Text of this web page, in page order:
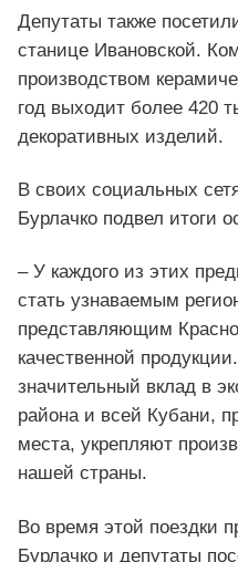
Депутаты также
станице Ивановской.
производством
год выходит более 420
декоративных изделий.
В своих социальных
Бурлачко подвел итоги
– У каждого из этих
стать узнаваемым
представляющим
качественной
значительный вклад в
района и всей Кубани,
места, укрепляют
нашей страны.
Во время этой поездки
Бурлачко и депутаты